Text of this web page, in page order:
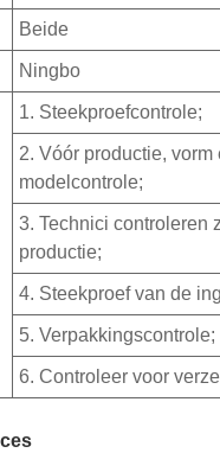
Beide
Ningbo
1. Steekproefcontrole;
2. Vóór productie, vorm
modelcontrole;
3. Technici controleren
productie;
4. Steekproef van de
5. Verpakkingscontrole;
6. Controleer voor